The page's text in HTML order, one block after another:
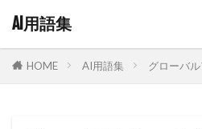
AI用語集
HOME AI用語集 グローバ